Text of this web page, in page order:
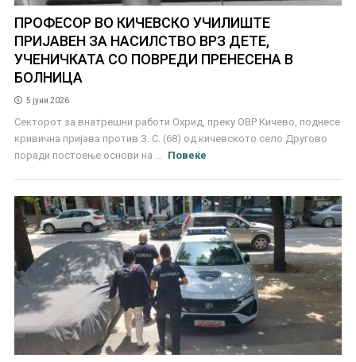
ПРОФЕСОР ВО КИЧЕВСКО УЧИЛИШТЕ
ПРИЈАВЕН ЗА НАСИЛСТВО ВРЗ ДЕТЕ,
УЧЕНИЧКАТА СО ПОВРЕДИ ПРЕНЕСЕНА В
БОЛНИЦА
5 јуни 2026
Секторот за внатрешни работи Охрид, преку ОВР Кичево, поднесе
кривична пријава против З. С. (68) од кичевското село Другово
поради постоење основи на ...
Повеќе